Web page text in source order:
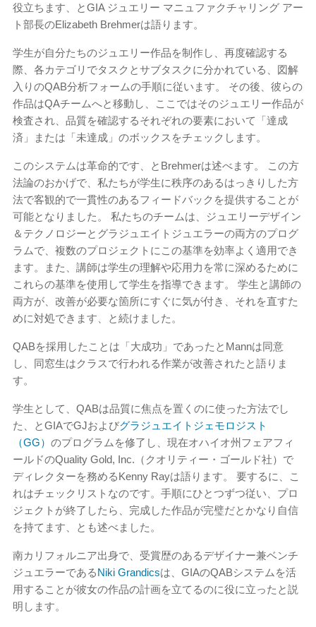
役立ちます、とGIA ジュエリー マニュファクチャリング アー
ト部長のElizabeth Brehmerは語ります。
学生が自分たちのジュエリー作品を制作し、再度確認する
際、各カテゴリでタスクとサブタスクに分かれている、図解
入りのQAB分析フォームの手順に従います。 その後、彼らの
作品はQAチームへと移動し、ここではそのジュエリー作品が
検査され、品質を確認するそれぞれの要素において「達成
済」または「未達成」のボックスをチェックします。
このシステムは革命的です、とBrehmerは述べます。 この方
法論のおかげで、私たちが学生に秩序のあるはっきりした方
法で客観的で一貫性のあるフィードバックを提供することが
可能となりました。 私たちのチームは、ジュエリーデザイン
＆テクノロジーとグラジュエイトジュエラーの両方のプログ
ラムで、複数のプロジェクトにこの基準を効率よく適用でき
ます。また、講師は学生の理解や応用力を常に深めるために
これらの基準を使用して学生を指導できます。 学生と講師の
両方が、改善が必要な箇所にすぐに気が付き、それを直すた
めに対処できます、と続けました。
QABを採用したことは「大成功」であったとMannは同意
し、同窓生はクラスで行われる作業が改善されたと語りま
す。
学生として、QABは品質に焦点を置くのに使った方法でし
た、とGIAでGJおよびグラジュエイトジェモロジスト
（GG） のプログラムを修了し、現在オハイオ州フェアフィ
ールドのQuality Gold, Inc.（クオリティー・ゴールド社）で
ディレクターを務めるKenny Rayは語ります。 要するに、こ
れはチェックリストなのです。手順にひとつずつ従い、プロ
ジェクトが終了したら、完成した作品が完璧だとかなり自信
を持てます、とも述べました。
南カリフォルニア出身で、受賞歴のあるデザイナー兼ベンチ
ジュエラーであるNiki Grandicsは、GIAのQABシステムを活
用することが彼女の作品の計画を立てるのに役に立ったと説
明します。